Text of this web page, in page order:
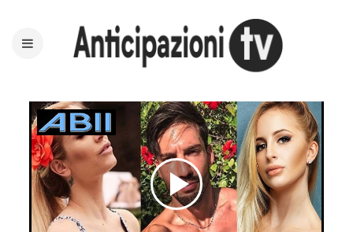
Play